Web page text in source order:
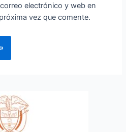
electrónico y web en
vez que comente.